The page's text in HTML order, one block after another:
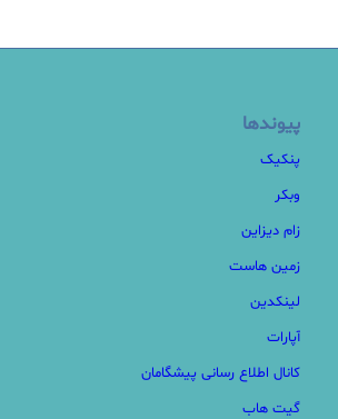
پیوندها
پنکیک
وبکر
زام دیزاین
زمین هاست
لینکدین
آپارات
کانال اطلاع رسانی پیشگامان
گیت هاب